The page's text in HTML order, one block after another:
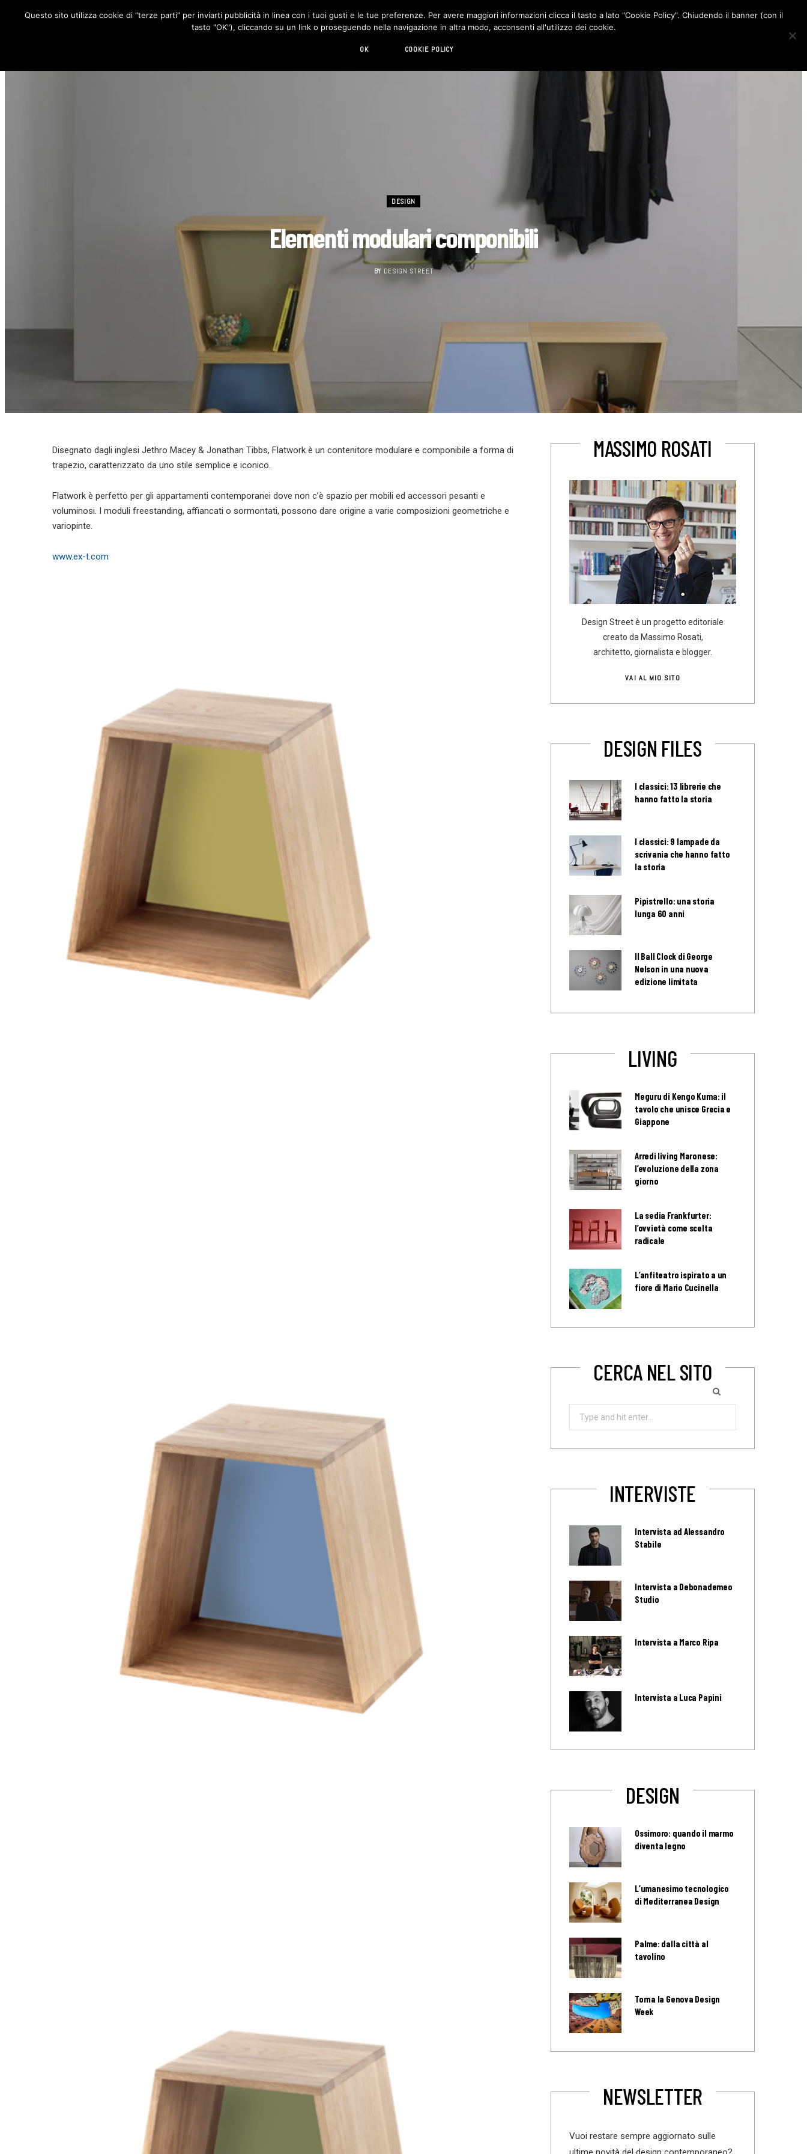
RUBRICHE DESIGN LIVING HI-TECH CHI SIAMO CONTATTI
o
g
r
d
DESIGN
Elementi modulari componibili
BY DESIGN STREET
Disegnato dagli inglesi Jethro Macey & Jonathan Tibbs, Flatwork è un contenitore modulare e componibile a forma di
trapezio, caratterizzato da uno stile semplice e iconico.
Flatwork è perfetto per gli appartamenti contemporanei dove non c’è spazio per mobili ed accessori pesanti e
voluminosi. I moduli freestanding, affiancati o sormontati, possono dare origine a varie composizioni geometriche e
variopinte.
www.ex-t.com
MASSIMO ROSATI
Design Street è un progetto editoriale
creato da Massimo Rosati,
architetto, giornalista e blogger.
VAI AL MIO SITO
DESIGN FILES
I classici: 13 librerie che
hanno fatto la storia
I classici: 9 lampade da
scrivania che hanno fatto
la storia
Pipistrello: una storia
lunga 60 anni
Il Ball Clock di George
Nelson in una nuova
edizione limitata
LIVING
Meguru di Kengo Kuma: il
tavolo che unisce Grecia e
Giappone
Arredi living Maronese:
l’evoluzione della zona
giorno
La sedia Frankfurter:
l’ovvietà come scelta
radicale
L’anfiteatro ispirato a un
fiore di Mario Cucinella
CERCA NEL SITO
Search
INTERVISTE
Intervista ad Alessandro
Stabile
Intervista a Debonademeo
Studio
Intervista a Marco Ripa
Intervista a Luca Papini
DESIGN
Ossimoro: quando il marmo
diventa legno
L’umanesimo tecnologico
di Mediterranea Design
Palme: dalla città al
tavolino
Torna la Genova Design
Week
NEWSLETTER
Vuoi restare sempre aggiornato sulle
Questo sito utilizza cookie di “terze parti” per inviarti pubblicità in linea con i tuoi gusti e le tue preferenze. Per avere maggiori informazioni clicca il tasto a lato "Cookie Policy". Chiudendo il banner (con il
tasto "OK"), cliccando su un link o proseguendo nella navigazione in altra modo, acconsenti all'utilizzo dei cookie.
OK COOKIE POLICY